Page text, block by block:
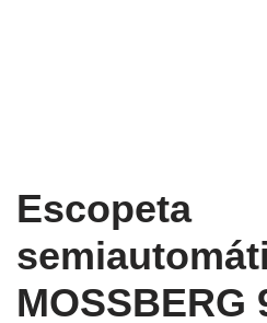
Escopeta
MOSSBERG